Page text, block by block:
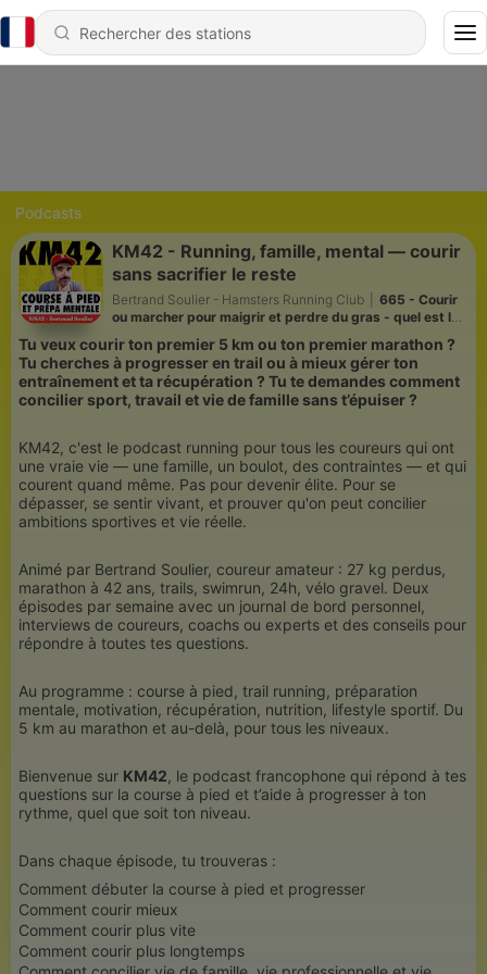
Podcasts
KM42 - Running, famille, mental — courir
sans sacrifier le reste
Bertrand Soulier - Hamsters Running Club
665 - Courir
ou marcher pour maigrir et perdre du gras - quel est le
mieux ? Redif Retrouve la Forme
Tu veux courir ton premier 5 km ou ton premier marathon ?
Tu cherches à progresser en trail ou à mieux gérer ton
entraînement et ta récupération ? Tu te demandes comment
concilier sport, travail et vie de famille sans t’épuiser ?
KM42, c'est le podcast running pour tous les coureurs qui ont
une vraie vie — une famille, un boulot, des contraintes — et qui
courent quand même. Pas pour devenir élite. Pour se
dépasser, se sentir vivant, et prouver qu'on peut concilier
ambitions sportives et vie réelle.
Animé par Bertrand Soulier, coureur amateur : 27 kg perdus,
marathon à 42 ans, trails, swimrun, 24h, vélo gravel. Deux
épisodes par semaine avec un journal de bord personnel,
interviews de coureurs, coachs ou experts et des conseils pour
répondre à toutes tes questions.
Au programme : course à pied, trail running, préparation
mentale, motivation, récupération, nutrition, lifestyle sportif. Du
5 km au marathon et au-delà, pour tous les niveaux.
Bienvenue sur KM42, le podcast francophone qui répond à tes
questions sur la course à pied et t’aide à progresser à ton
rythme, quel que soit ton niveau.
Dans chaque épisode, tu trouveras :
Comment débuter la course à pied et progresser
Comment courir mieux
Comment courir plus vite
Comment courir plus longtemps